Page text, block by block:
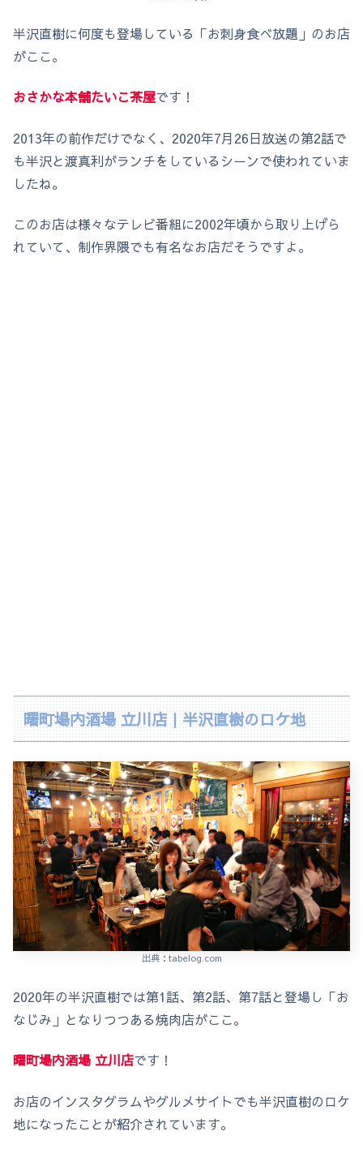
半沢直樹に何度も登場している「お刺身食べ放題」のお店
がここ。
おさかな本舗たいこ茶屋です！
2013年の前作だけでなく、2020年7月26日放送の第2話で
も半沢と渡真利がランチをしているシーンで使われていま
したね。
このお店は様々なテレビ番組に2002年頃から取り上げら
れていて、制作界隈でも有名なお店だそうですよ。
曙町場内酒場 立川店｜半沢直樹のロケ地
出典：tabelog.com
2020年の半沢直樹では第1話、第2話、第7話と登場し「お
なじみ」となりつつある焼肉店がここ。
曙町場内酒場 立川店です！
お店のインスタグラムやグルメサイトでも半沢直樹のロケ
地になったことが紹介されています。